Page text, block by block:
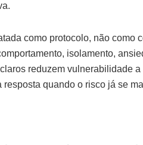
como protocolo, não
isolamento,
reduzem vulnerabilidade
quando o risco já se